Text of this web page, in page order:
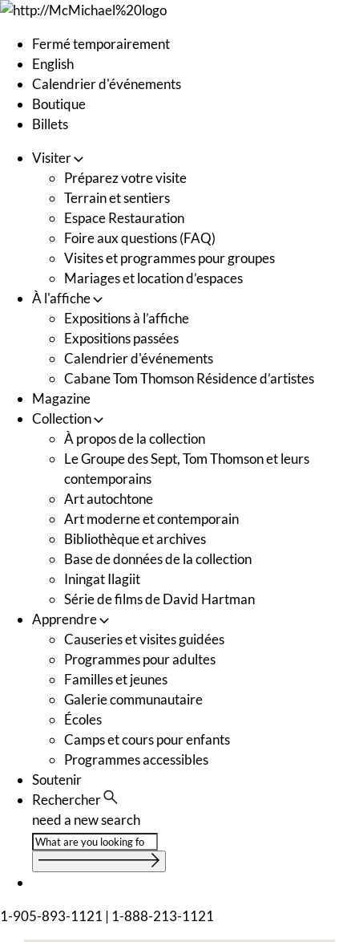
Skip
contentFermé temporairement
English
Calendrier d'événements
Boutique
Billets
Visiter
Préparez votre visite
Terrain et sentiers
Espace Restauration
Foire aux questions (FAQ)
Visites et programmes pour groupes
Mariages et location d’espaces
À l'affiche
Expositions à l’affiche
Expositions passées
Calendrier d'événements
Cabane Tom Thomson Résidence d’artistes
Magazine
Collection
À propos de la collection
Le Groupe des Sept, Tom Thomson et leurs
contemporains
Art autochtone
Art moderne et contemporain
Bibliothèque et archives
Base de données de la collection
Iningat Ilagiit
Série de films de David Hartman
Apprendre
Causeries et visites guidées
Programmes pour adultes
Familles et jeunes
Galerie communautaire
Écoles
Camps et cours pour enfants
Programmes accessibles
Soutenir
Rechercher
need a new search
1-905-893-1121 | 1-888-213-1121